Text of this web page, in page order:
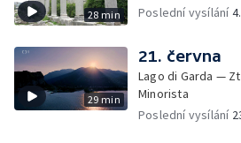
28 min
Poslední vysílání
29 min
21. června
Lago di Garda —
Minorista
Poslední vysílání